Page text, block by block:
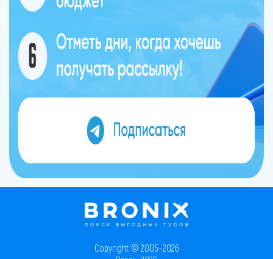
Copyright © 2005–2026